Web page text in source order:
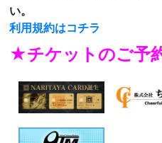
い。
利用規約はコチラ
★チケットのご予